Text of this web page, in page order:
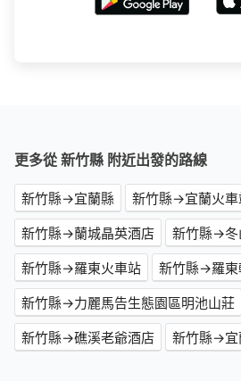
更多從 新竹縣 附近出發的路線
新竹縣→宜蘭縣
新竹縣→宜蘭火車
新竹縣→蘭城晶英酒店
新竹縣→冬
新竹縣→羅東火車站
新竹縣→羅東
新竹縣→力麗馬告生態園區明池山莊
新竹縣→礁溪老爺酒店
新竹縣→宜